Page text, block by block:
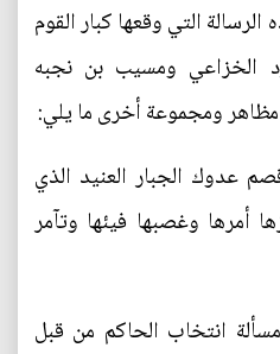
التي وقعها كبار القوم
الخزاعي ومسيب بن نجبه
ومجموعة أخرى ما يلي:
عدوك الجبار العنيد الذي
أمرها وغصبها فيئها وتآمر
انتخاب الحاكم من قبل